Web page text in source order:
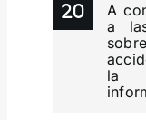
A
a
la